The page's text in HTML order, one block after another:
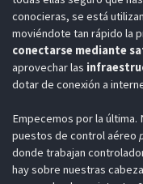
conocieras, se está
moviéndote tan rápido la
conectarse mediante
aprovechar las
dotar de conexión a
Empecemos por la última.
puestos de control aéreo
donde trabajan
hay sobre nuestras